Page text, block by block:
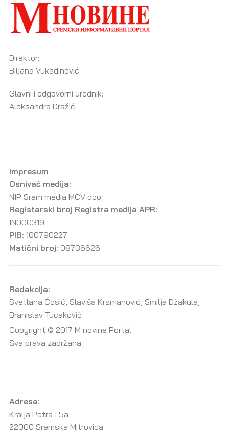
Direktor:
Biljana Vukadinović
Glavni i odgovorni urednik:
Aleksandra Dražić
Impresum
Osnivač medija:
NIP Srem media MCV doo
Registarski broj Registra medija APR:
IN000319
PIB: 100790227
Matični broj: 08736626
Redakcija:
Svetlana Ćosić, Slaviša Krsmanović, Smilja Džakula,
Branislav Tucaković
Copyright © 2017 M novine Portal
Sva prava zadržana
Adresa:
Kralja Petra I 5a
22000 Sremska Mitrovica